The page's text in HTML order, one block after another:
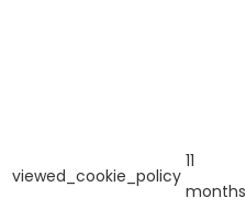
viewed_cookie_policy
11
months